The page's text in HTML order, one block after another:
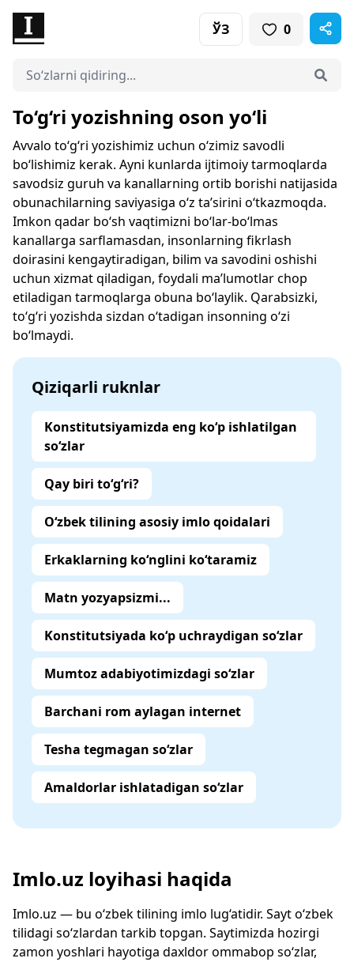
ЎЗ 0
To‘g‘ri yozishning oson yo‘li
Avvalo to‘g‘ri yozishimiz uchun o‘zimiz savodli
bo‘lishimiz kerak. Ayni kunlarda ijtimoiy tarmoqlarda
savodsiz guruh va kanallarning ortib borishi natijasida
obunachilarning saviyasiga o‘z ta’sirini o‘tkazmoqda.
Imkon qadar bo‘sh vaqtimizni bo‘lar-bo‘lmas
kanallarga sarflamasdan, insonlarning fikrlash
doirasini kengaytiradigan, bilim va savodini oshishi
uchun xizmat qiladigan, foydali ma’lumotlar chop
etiladigan tarmoqlarga obuna bo‘laylik. Qarabsizki,
to‘g‘ri yozishda sizdan o‘tadigan insonning o‘zi
bo‘lmaydi.
Qiziqarli ruknlar
Konstitutsiyamizda eng ko‘p ishlatilgan
so‘zlar
Qay biri to‘g‘ri?
O‘zbek tilining asosiy imlo qoidalari
Erkaklarning ko‘nglini ko‘taramiz
Matn yozyapsizmi...
Konstitutsiyada ko‘p uchraydigan so‘zlar
Mumtoz adabiyotimizdagi so‘zlar
Barchani rom aylagan internet
Tesha tegmagan so‘zlar
Amaldorlar ishlatadigan so‘zlar
Imlo.uz loyihasi haqida
Imlo.uz — bu o‘zbek tilining imlo lug‘atidir. Sayt o‘zbek
tilidagi so‘zlardan tarkib topgan. Saytimizda hozirgi
zamon yoshlari hayotiga daxldor ommabop so‘zlar,